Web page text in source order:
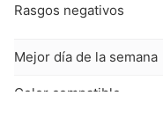
Rasgos negativos
Mejor día de la semana
Color compatible